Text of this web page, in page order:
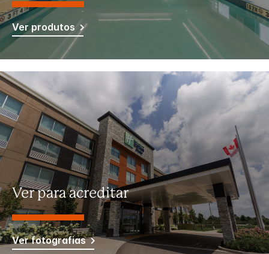
Ver produtos
Ver para acreditar
Ver fotografias